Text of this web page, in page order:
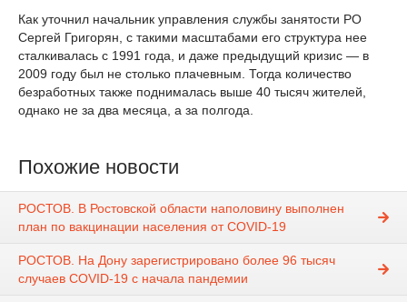
Как уточнил начальник управления службы занятости РО
Сергей Григорян, с такими масштабами его структура нее
сталкивалась с 1991 года, и даже предыдущий кризис — в
2009 году был не столько плачевным. Тогда количество
безработных также поднималась выше 40 тысяч жителей,
однако не за два месяца, а за полгода.
Похожие новости
РОСТОВ. В Ростовской области наполовину выполнен
план по вакцинации населения от COVID-19
РОСТОВ. На Дону зарегистрировано более 96 тысяч
случаев COVID-19 с начала пандемии